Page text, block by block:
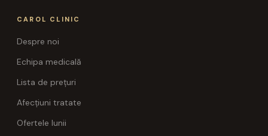
CAROL CLINIC
Despre noi
Echipa medicală
Lista de prețuri
Afecțiuni tratate
Ofertele lunii